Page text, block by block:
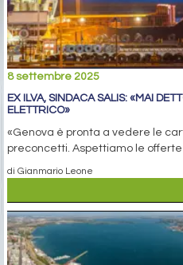
8 settembre 2025
EX ILVA, SINDACA SALIS: «MAI
ELETTRICO»
«Genova è pronta a vedere le
preconcetti. Aspettiamo le
di Gianmario Leone